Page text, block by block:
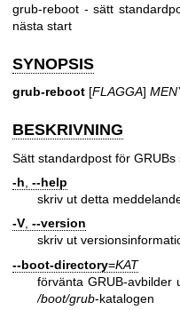
grub-reboot - sätt
nästa start
SYNOPSIS
grub-reboot [FLAGGA]
BESKRIVNING
Sätt standardpost för
-h --help
skriv ut detta
-V, --version
skriv ut
--boot-directory=KAT
förvänta GRUB-avbilder
/boot/grub-katalogen